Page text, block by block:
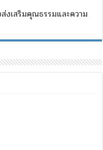
งเสริมคุณธรรมและความ